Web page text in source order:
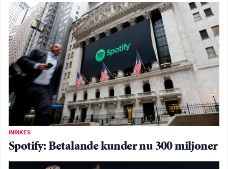
INRIKES
Spotify: Betalande kunder nu 300 miljoner